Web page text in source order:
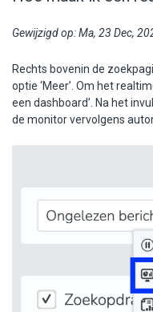
Gewijzigd op: Ma, 23 Dec,
Rechts bovenin de
optie ‘Meer’. Om het
een dashboard’. Na het
de monitor vervolgens